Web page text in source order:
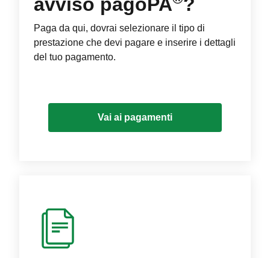
Paga da qui, dovrai selezionare il tipo di
prestazione che devi pagare e inserire i dettagli
del tuo pagamento.
Vai ai pagamenti